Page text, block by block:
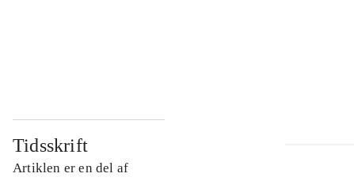
Tidsskrift
Artiklen er en del af